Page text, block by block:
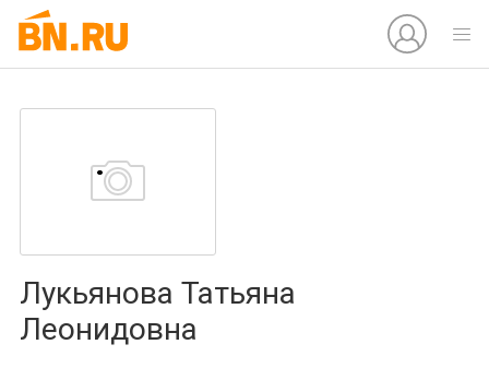
Лукьянова Татьяна
Леонидовна